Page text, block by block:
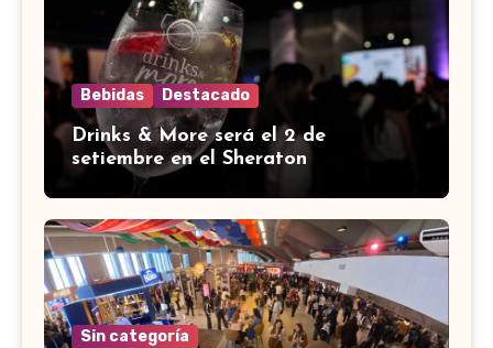
Bebidas Destacado
Drinks & More será el 2 de
setiembre en el Sheraton
Sin categoría